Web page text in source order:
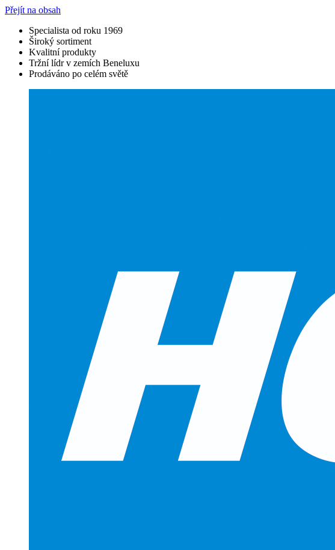
Přejít na obsah
Specialista od roku 1969
Široký sortiment
Kvalitní produkty
Tržní lídr v zemích Beneluxu
Prodáváno po celém světě